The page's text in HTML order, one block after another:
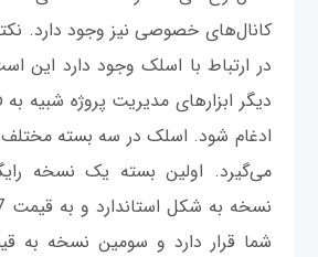
کانال‌های خصوصی نیز وجود دارد.
در ارتباط با اسلک وجود دارد این
ادغام شود. اسلک در سه بسته مختلف
می‌گیرد. اولین بسته یک نسخه